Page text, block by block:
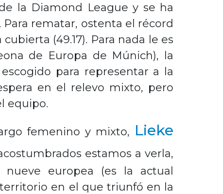
la Diamond League y se ha
rematar, ostenta el récord
(49.17). Para nada le es
de Europa de Múnich), la
para representar a la
en el relevo mixto, pero
equipo.
femenino y mixto, Lieke
estamos a verla,
europea (es la actual
en el que triunfó en la